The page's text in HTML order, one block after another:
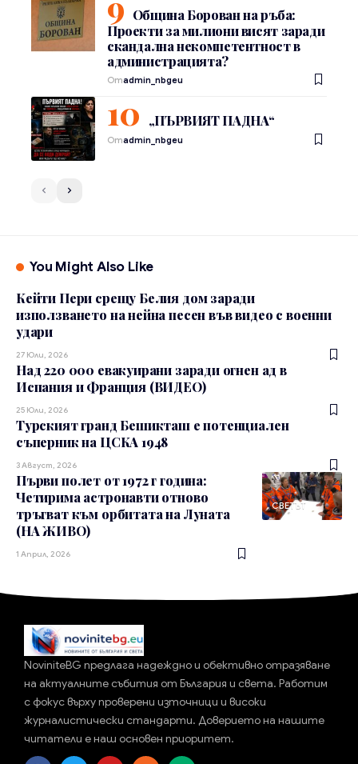
Община Борован на ръба:
Проекти за милиони висят заради
скандална некомпетентност в
администрацията?
Отadmin_nbgeu
„ПЪРВИЯТ ПАДНА“
Отadmin_nbgeu
You Might Also Like
Кейти Пери срещу Белия дом заради
използването на нейна песен във видео с военни
удари
27 Юли, 2026
Над 220 000 евакуирани заради огнен ад в
Испания и Франция (ВИДЕО)
25 Юли, 2026
Турският гранд Бешикташ е потенциален
съперник на ЦСКА 1948
3 Август, 2026
СВЕТЪТ
Първи полет от 1972 г година:
Четирима астронавти отново
тръгват към орбитата на Луната
(НА ЖИВО)
1 Април, 2026
NoviniteBG предлага надеждно и обективно отразяване
на актуалните събития от България и света. Работим
с фокус върху проверени източници и високи
журналистически стандарти. Доверието на нашите
читатели е наш основен приоритет.